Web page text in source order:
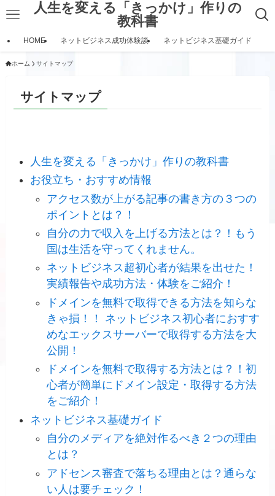
人生を変える「きっかけ」作りの
教科書
HOME ネットビジネス成功体験談 ネットビジネス基礎ガイド
ホーム サイトマップ
サイトマップ
人生を変える「きっかけ」作りの教科書
お役立ち・おすすめ情報
アクセス数が上がる記事の書き方の３つの
ポイントとは？！
自分の力で収入を上げる方法とは？！もう
国は生活を守ってくれません。
ネットビジネス超初心者が結果を出せた！
実績報告や成功方法・体験をご紹介！
ドメインを無料で取得できる方法を知らな
きゃ損！！ ネットビジネス初心者におすす
めなエックスサーバーで取得する方法を大
公開！
ドメインを無料で取得する方法とは？！初
心者が簡単にドメイン設定・取得する方法
をご紹介！
ネットビジネス基礎ガイド
自分のメディアを絶対作るべき２つの理由
とは？
アドセンス審査で落ちる理由とは？通らな
い人は要チェック！